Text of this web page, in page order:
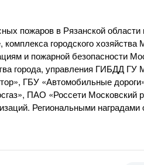
пожаров в Рязанской
городского хозяйства
и пожарной безопасности
города, управления ГИБДД
ГБУ «Автомобильные
ПАО «Россети Московский
Региональными наградами